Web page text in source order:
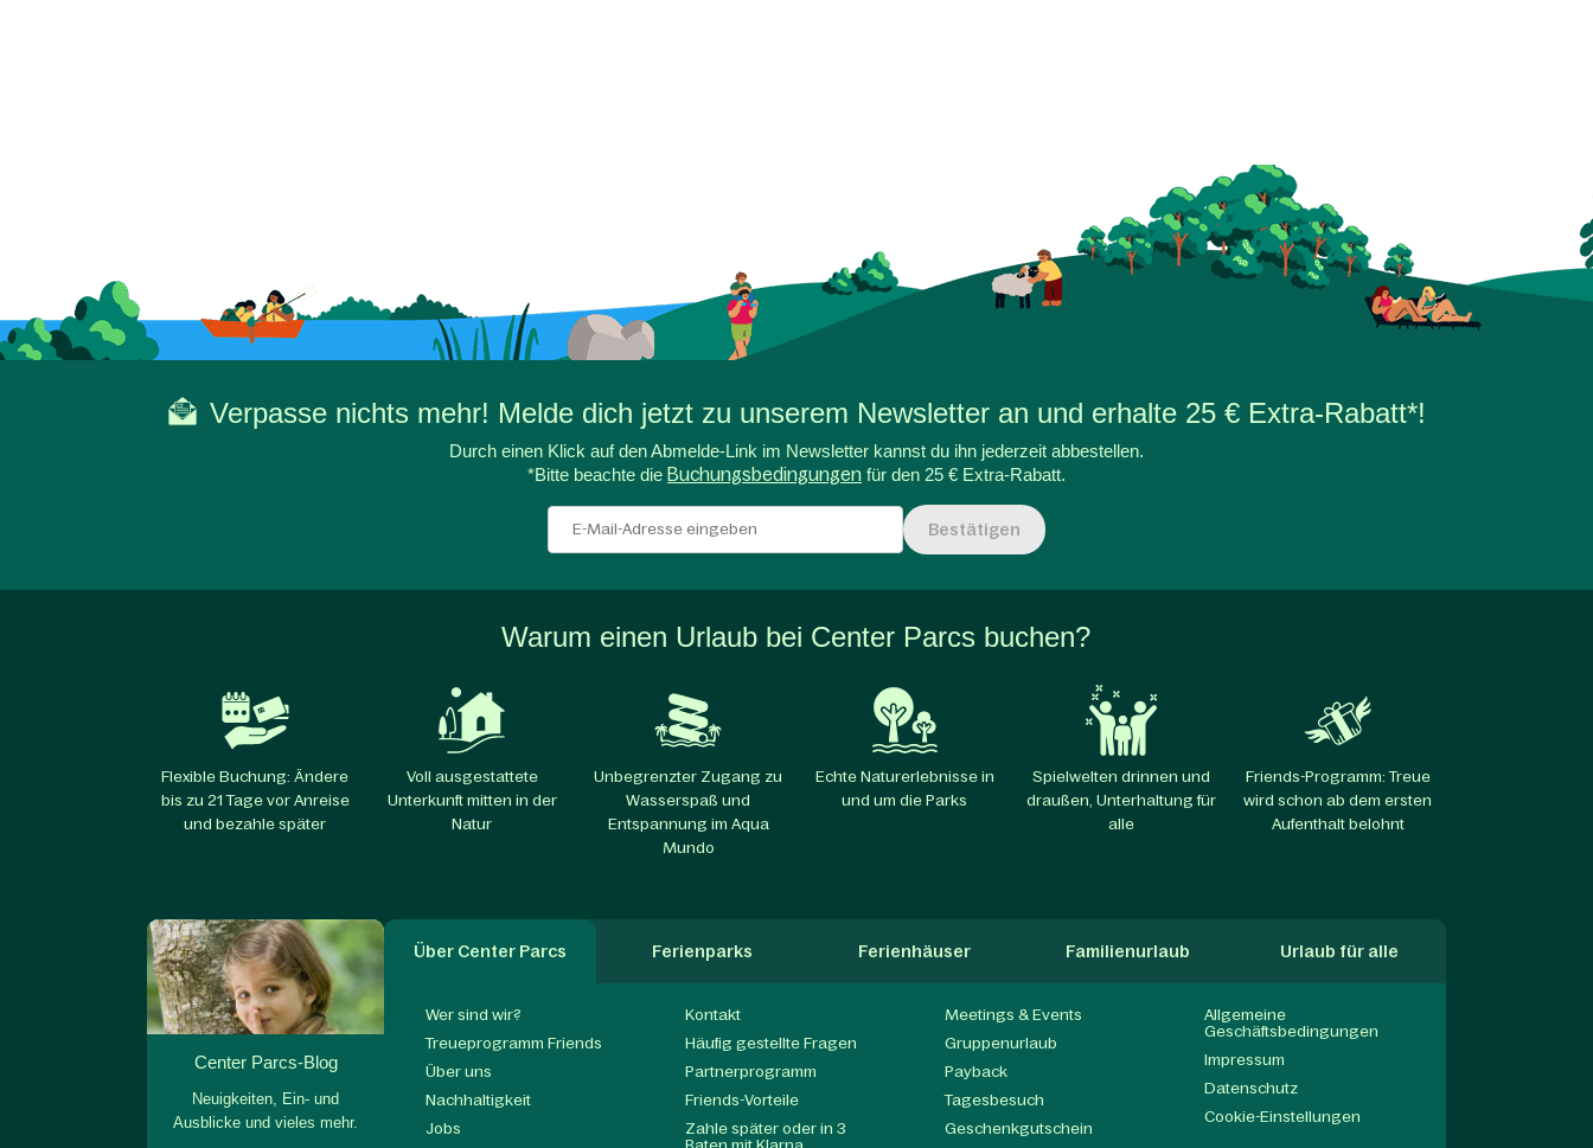
Verpasse nichts mehr! Melde dich jetzt zu unserem Newsletter an und erhalte 25 € Extra-Rabatt*!
Durch einen Klick auf den Abmelde-Link im Newsletter kannst du ihn jederzeit abbestellen.
*Bitte beachte die Buchungsbedingungenfür den 25 € Extra-Rabatt.
Bestätigen
Warum einen Urlaub bei Center Parcs buchen?
Flexible Buchung: Ändere
bis zu 21 Tage vor Anreise
und bezahle später
Voll ausgestattete
Unterkunft mitten in der
Natur
Unbegrenzter Zugang zu
Wasserspaß und
Entspannung im Aqua
Mundo
Echte Naturerlebnisse in
und um die Parks​
Spielwelten drinnen und
draußen, Unterhaltung für
alle​
Friends-Programm: Treue
wird schon ab dem ersten
Aufenthalt belohnt
Center Parcs-Blog
Neuigkeiten, Ein- und
Ausblicke und vieles mehr.
Über Center Parcs Ferienparks Ferienhäuser Familienurlaub Urlaub für alle
Wer sind wir?
Treueprogramm Friends
Über uns
Nachhaltigkeit
Jobs
Kontakt
Häufig gestellte Fragen
Partnerprogramm
Friends-Vorteile
Zahle später oder in 3
Meetings & Events
Gruppenurlaub
Payback
Tagesbesuch
Geschenkgutschein
Allgemeine
Geschäftsbedingungen
Impressum
Datenschutz
Cookie-Einstellungen